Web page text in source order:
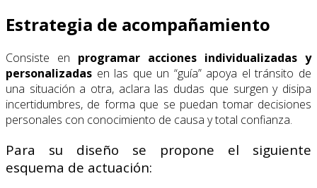
Estrategia de acompañamiento
Consiste en programar acciones individualizadas y
personalizadas en las que un “guía” apoya el tránsito de
una situación a otra, aclara las dudas que surgen y disipa
incertidumbres, de forma que se puedan tomar decisiones
personales con conocimiento de causa y total confianza.
Para su diseño se propone el siguiente
esquema de actuación: